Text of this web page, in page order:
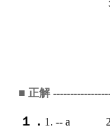
■ 正解
１． 1. -- a